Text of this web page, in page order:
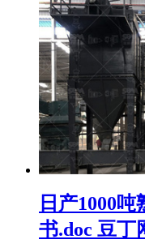
日产1000
书.doc 豆丁